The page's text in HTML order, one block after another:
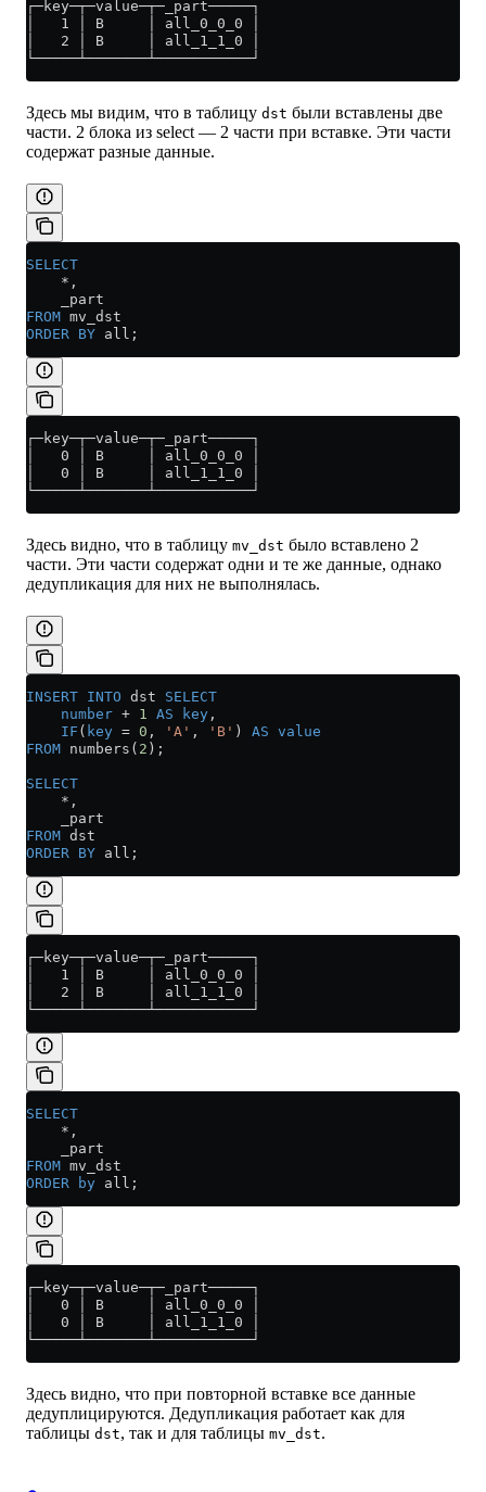
┌─key─┬─value─┬─_part─────┐
│   1 │ B     │ all_0_0_0 │
│   2 │ B     │ all_1_1_0 │
└─────┴───────┴───────────┘
Здесь мы видим, что в таблицу dst были вставлены две
части. 2 блока из select — 2 части при вставке. Эти части
содержат разные данные.
SELECT
    *
,
    _part
FROM mv_dst
ORDER BY all;
┌─key─┬─value─┬─_part─────┐
│   0 │ B     │ all_0_0_0 │
│   0 │ B     │ all_1_1_0 │
└─────┴───────┴───────────┘
Здесь видно, что в таблицу mv_dst было вставлено 2
части. Эти части содержат одни и те же данные, однако
дедупликация для них не выполнялась.
INSERT INTO dst SELECT
    number
+ 1 AS key ,
    IF
( key = 0 , 'A' , 'B' ) AS value
FROM numbers( 2 );
SELECT
    *
,
    _part
FROM dst
ORDER BY all;
┌─key─┬─value─┬─_part─────┐
│   1 │ B     │ all_0_0_0 │
│   2 │ B     │ all_1_1_0 │
└─────┴───────┴───────────┘
SELECT
    *
,
    _part
FROM mv_dst
ORDER by all;
┌─key─┬─value─┬─_part─────┐
│   0 │ B     │ all_0_0_0 │
│   0 │ B     │ all_1_1_0 │
└─────┴───────┴───────────┘
Здесь видно, что при повторной вставке все данные
дедуплицируются. Дедупликация работает как для
таблицы dst, так и для таблицы mv_dst.